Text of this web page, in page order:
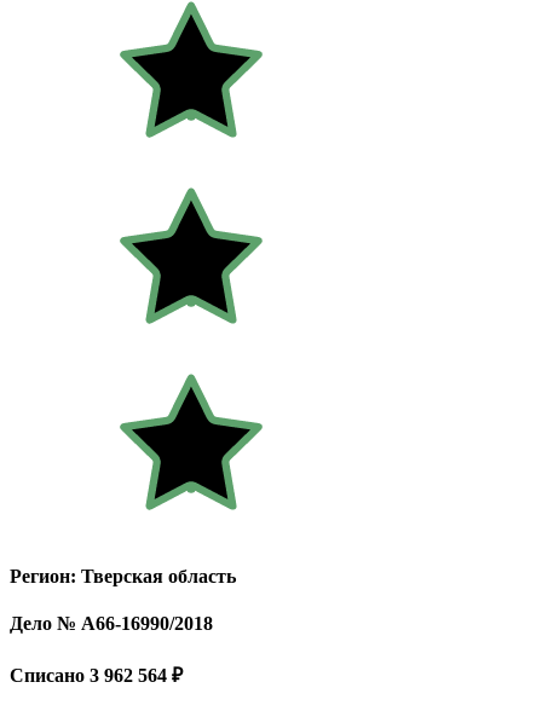
Регион: Тверская область
Дело № А66-16990/2018
Списано 3 962 564 ₽